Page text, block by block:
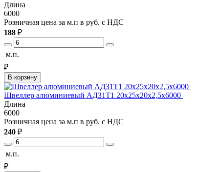
Длина
6000
Розничная цена за м.п в руб. с НДС
188 ₽
м.п.
₽
В корзину
Швеллер алюминиевый АД31Т1 20х25х20х2,5х6000
Длина
6000
Розничная цена за м.п в руб. с НДС
240 ₽
м.п.
₽